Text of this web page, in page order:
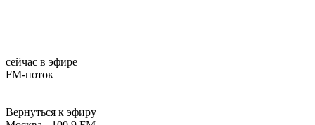
сейчас в эфире
FM-поток
Вернуться к эфиру